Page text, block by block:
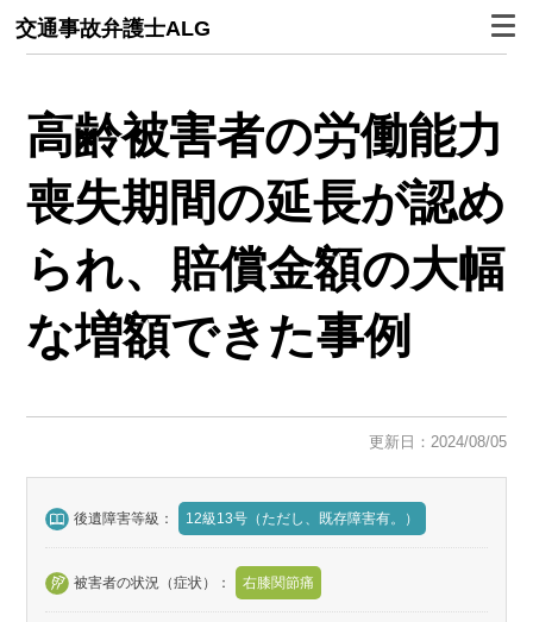
交通事故弁護士ALG
高齢被害者の労働能力
喪失期間の延長が認め
られ、賠償金額の大幅
な増額できた事例
更新日：2024/08/05
後遺障害等級： 12級13号（ただし、既存障害有。）
被害者の状況（症状）： 右膝関節痛